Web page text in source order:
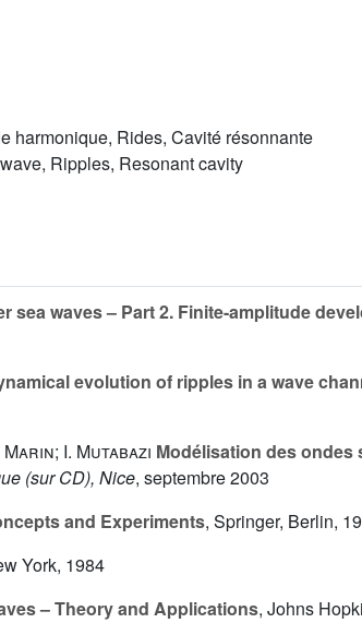
harmonique, Rides, Cavité résonnante
Ripples, Resonant cavity
sea waves – Part 2. Finite-amplitude
evolution of ripples in a wave
I. Mutabazi Modélisation des ondes
(sur CD), Nice, septembre 2003
and Experiments, Springer, Berlin,
York, 1984
– Theory and Applications, Johns